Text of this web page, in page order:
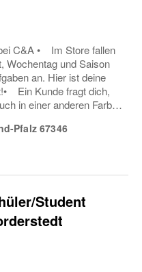
C&A • Im Store fallen
Wochentag und Saison
an. Hier ist deine
Ein Kunde fragt dich,
in einer anderen Farbe
passt – hier...
Pfalz 67346
Student